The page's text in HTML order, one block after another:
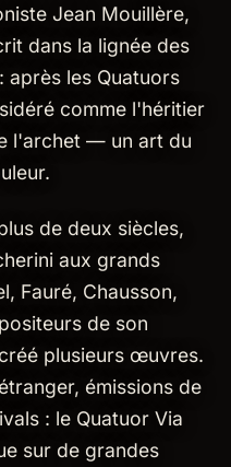
Jean Mouillère,
dans la lignée des
après les Quatuors
comme l'héritier
l'archet — un art du
de deux siècles,
aux grands
Fauré, Chausson,
de son
plusieurs œuvres.
émissions de
: le Quatuor Via
sur de grandes